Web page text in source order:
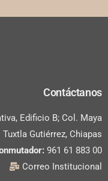
Contáctanos
Edificio B; Col. Maya
Tuxtla Gutiérrez, Chiapas
961 61 883 00
Correo Institucional